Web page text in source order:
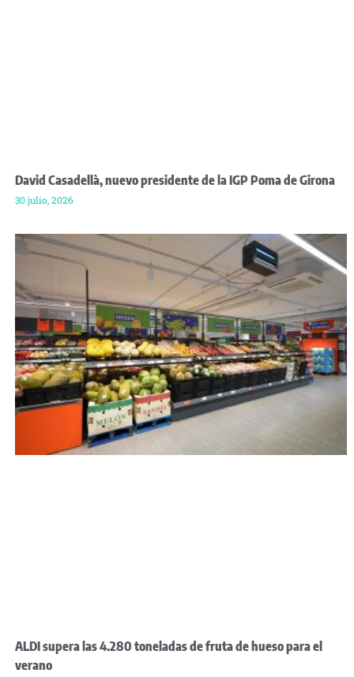
David Casadellà, nuevo presidente de la IGP Poma de Girona
30 julio, 2026
ALDI supera las 4.280 toneladas de fruta de hueso para el
verano